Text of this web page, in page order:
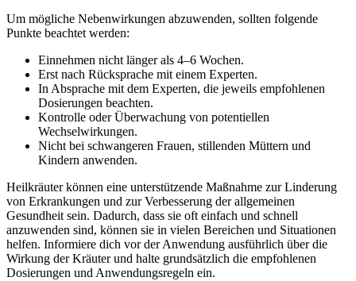
Um mögliche Nebenwirkungen abzuwenden, sollten folgende
Punkte beachtet werden:
Einnehmen nicht länger als 4–6 Wochen.
Erst nach Rücksprache mit einem Experten.
In Absprache mit dem Experten, die jeweils empfohlenen
Dosierungen beachten.
Kontrolle oder Überwachung von potentiellen
Wechselwirkungen.
Nicht bei schwangeren Frauen, stillenden Müttern und
Kindern anwenden.
Heilkräuter können eine unterstützende Maßnahme zur Linderung
von Erkrankungen und zur Verbesserung der allgemeinen
Gesundheit sein. Dadurch, dass sie oft einfach und schnell
anzuwenden sind, können sie in vielen Bereichen und Situationen
helfen. Informiere dich vor der Anwendung ausführlich über die
Wirkung der Kräuter und halte grundsätzlich die empfohlenen
Dosierungen und Anwendungsregeln ein.